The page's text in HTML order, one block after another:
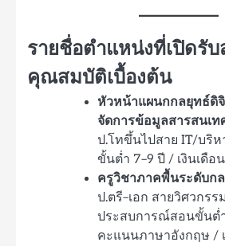
รายชื่อตำแหน่งที่เปิดรั
คุณสมบัติเบื้องต้น
หัวหน้าแผนกกลยุทธ์ดิ
จัดการข้อมูลสารสนเท
ป.โทขึ้นไปสาย IT/บริ
ขั้นต่ำ 7–9 ปี / เงินเดือ
ครูวิชาภาคพื้นระดับกล
ป.ตรี–เอก สายวิศวกร
ประสบการณ์สอนขั้นต่
คะแนนภาษาอังกฤษ /